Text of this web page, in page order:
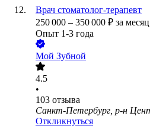
Врач стоматолог-терапевт
250 000 – 350 000 ₽ за
Опыт 1-3 года
Мой Зубной
4.5
•
103 отзыва
Санкт-Петербург, р-н
Откликнуться